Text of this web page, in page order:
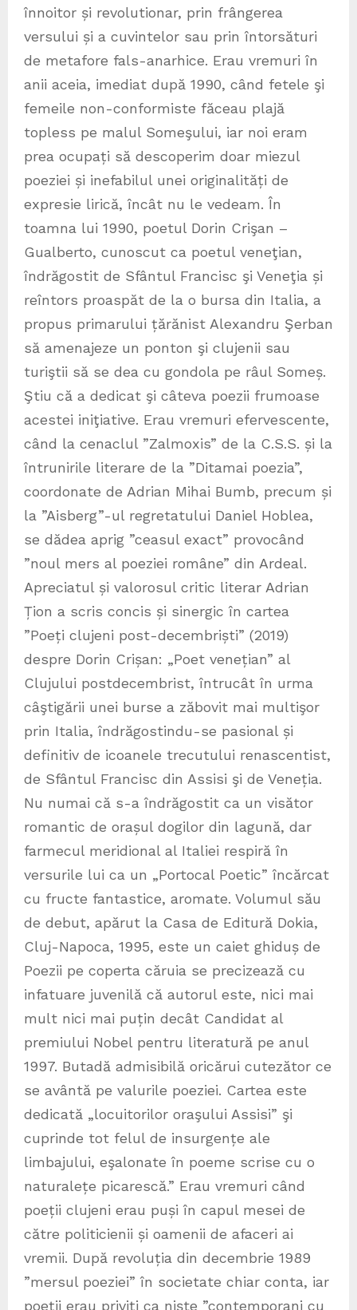
înnoitor și revolutionar, prin frângerea
versului și a cuvintelor sau prin întorsături
de metafore fals-anarhice. Erau vremuri în
anii aceia, imediat după 1990, când fetele şi
femeile non-conformiste făceau plajă
topless pe malul Someşului, iar noi eram
prea ocupați să descoperim doar miezul
poeziei și inefabilul unei originalități de
expresie lirică, încât nu le vedeam. În
toamna lui 1990, poetul Dorin Crişan –
Gualberto, cunoscut ca poetul veneţian,
îndrăgostit de Sfântul Francisc şi Veneţia și
reîntors proaspăt de la o bursa din Italia, a
propus primarului țărănist Alexandru Şerban
să amenajeze un ponton şi clujenii sau
turiştii să se dea cu gondola pe râul Someș.
Ştiu că a dedicat şi câteva poezii frumoase
acestei iniţiative. Erau vremuri efervescente,
când la cenaclul ”Zalmoxis” de la C.S.S. și la
întrunirile literare de la ”Ditamai poezia”,
coordonate de Adrian Mihai Bumb, precum și
la ”Aisberg”-ul regretatului Daniel Hoblea,
se dădea aprig ”ceasul exact” provocând
”noul mers al poeziei române” din Ardeal.
Apreciatul și valorosul critic literar Adrian
Țion a scris concis și sinergic în cartea
”Poeți clujeni post-decembriști” (2019)
despre Dorin Crișan: „Poet venețian” al
Clujului postdecembrist, întrucât în urma
câştigării unei burse a zăbovit mai multişor
prin Italia, îndrăgostindu-se pasional și
definitiv de icoanele trecutului renascentist,
de Sfântul Francisc din Assisi şi de Veneția.
Nu numai că s-a îndrăgostit ca un visător
romantic de orașul dogilor din lagună, dar
farmecul meridional al Italiei respiră în
versurile lui ca un „Portocal Poetic” încărcat
cu fructe fantastice, aromate. Volumul său
de debut, apărut la Casa de Editură Dokia,
Cluj-Napoca, 1995, este un caiet ghiduș de
Poezii pe coperta căruia se precizează cu
infatuare juvenilă că autorul este, nici mai
mult nici mai puțin decât Candidat al
premiului Nobel pentru literatură pe anul
1997. Butadă admisibilă oricărui cutezător ce
se avântă pe valurile poeziei. Cartea este
dedicată „locuitorilor oraşului Assisi” şi
cuprinde tot felul de insurgențe ale
limbajului, eşalonate în poeme scrise cu o
naturalețe picarescă.” Erau vremuri când
poeții clujeni erau puși în capul mesei de
către politicienii și oamenii de afaceri ai
vremii. După revoluția din decembrie 1989
”mersul poeziei” în societate chiar conta, iar
poeții erau priviți ca niște ”contemporani cu